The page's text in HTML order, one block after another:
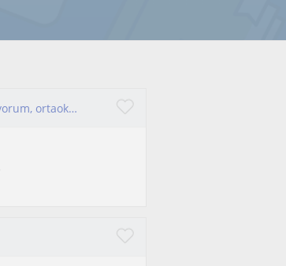
Bilim anlatmayı çok sevdiğim için Biyoloji öğretmenliği yapıyorum, ortaokul ve üstü her öğrenciye ders verebilirim.